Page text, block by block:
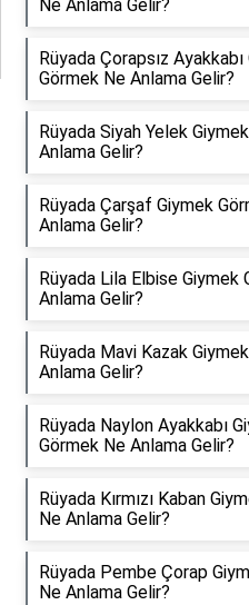
Ne Anlama Gelir?
Rüyada Çorapsız
Görmek Ne Anlama Gelir?
Rüyada Siyah Yelek
Anlama Gelir?
Rüyada Çarşaf Giymek
Anlama Gelir?
Rüyada Lila Elbise Giymek
Anlama Gelir?
Rüyada Mavi Kazak
Anlama Gelir?
Rüyada Naylon Ayakkabı
Görmek Ne Anlama Gelir?
Rüyada Kırmızı Kaban
Ne Anlama Gelir?
Rüyada Pembe Çorap
Ne Anlama Gelir?